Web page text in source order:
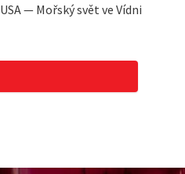
— Mořský svět ve Vídni